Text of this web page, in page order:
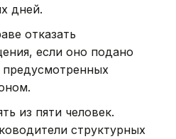
дней.
отказать
если оно подано
из пяти человек.
структурных